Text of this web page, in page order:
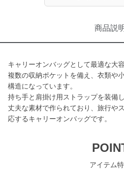
商品説
キャリーオンバッグとして最適な大
複数の収納ポケットを備え、衣類や
構造になっています。
持ち手と肩掛け用ストラップを装備
丈夫な素材で作られており、旅行や
応するキャリーオンバッグです。
アイテム